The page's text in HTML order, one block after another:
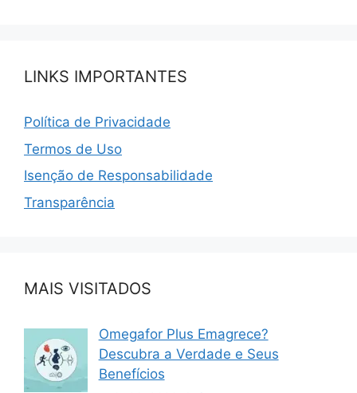
LINKS IMPORTANTES
Política de Privacidade
Termos de Uso
Isenção de Responsabilidade
Transparência
MAIS VISITADOS
Omegafor Plus Emagrece?
Descubra a Verdade e Seus
Benefícios